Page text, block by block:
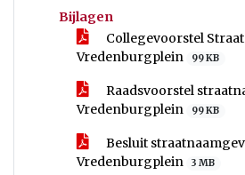
Bijlagen
Collegevoorstel
Vredenburgplein
99 KB
Raadsvoorstel
Vredenburgplein
99 KB
Besluit
Vredenburgplein
3 MB